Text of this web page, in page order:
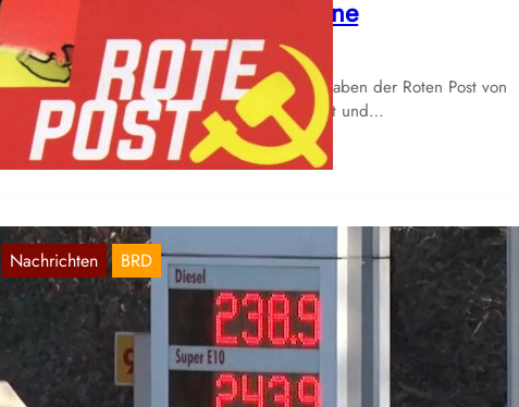
Ausgaben der Roten Post online
Aug. 7, 2026
Die Freunde der Roten Presse haben die Ausgaben der Roten Post von
2025 bis inklusive 1. Quartal 2026 digitalisiert und…
Nachrichten BRD
Abzocke an Tankstellen und „Deutschlands
Kollaps“
Aug. 6, 2026